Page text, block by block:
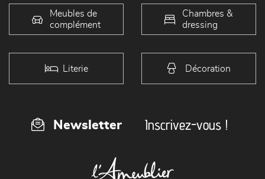
Meubles de
complément
Chambres &
dressing
Literie Décoration
Newsletter Inscrivez-vous !